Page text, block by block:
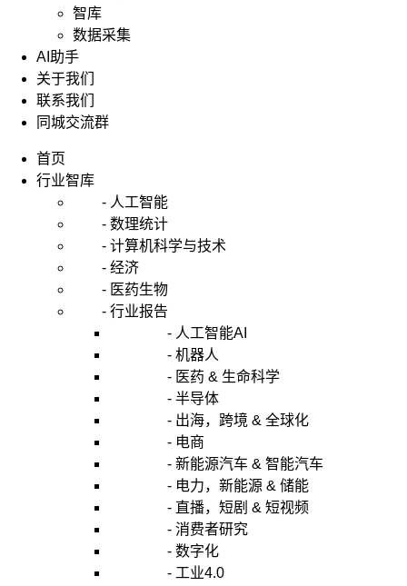
智库
数据采集
AI助手
关于我们
联系我们
同城交流群
首页
行业智库
- 人工智能
- 数理统计
- 计算机科学与技术
- 经济
- 医药生物
- 行业报告
- 人工智能AI
- 机器人
- 医药 & 生命科学
- 半导体
- 出海，跨境 & 全球化
- 电商
- 新能源汽车 & 智能汽车
- 电力，新能源 & 储能
- 直播，短剧 & 短视频
- 消费者研究
- 数字化
- 工业4.0